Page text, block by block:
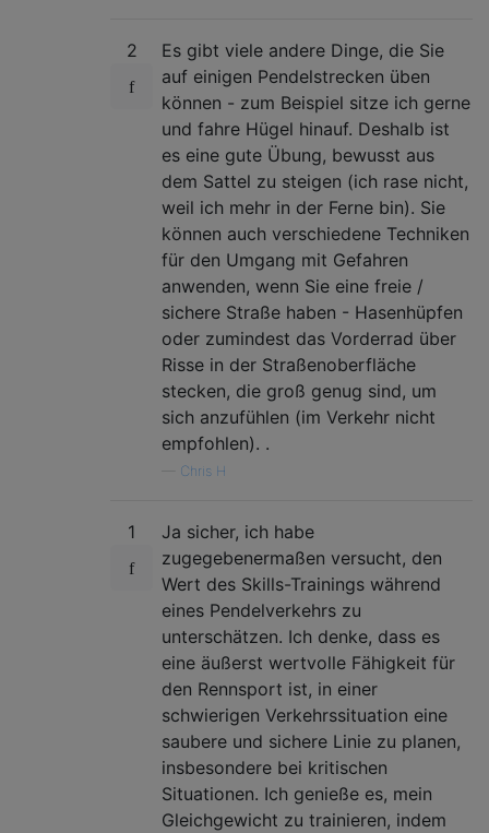
2
Es gibt viele andere Dinge, die Sie
auf einigen Pendelstrecken üben
können - zum Beispiel sitze ich gerne
und fahre Hügel hinauf. Deshalb ist
es eine gute Übung, bewusst aus
dem Sattel zu steigen (ich rase nicht,
weil ich mehr in der Ferne bin). Sie
können auch verschiedene Techniken
für den Umgang mit Gefahren
anwenden, wenn Sie eine freie /
sichere Straße haben - Hasenhüpfen
oder zumindest das Vorderrad über
Risse in der Straßenoberfläche
stecken, die groß genug sind, um
sich anzufühlen (im Verkehr nicht
empfohlen). .
Chris H
1
Ja sicher, ich habe
zugegebenermaßen versucht, den
Wert des Skills-Trainings während
eines Pendelverkehrs zu
unterschätzen. Ich denke, dass es
eine äußerst wertvolle Fähigkeit für
den Rennsport ist, in einer
schwierigen Verkehrssituation eine
saubere und sichere Linie zu planen,
insbesondere bei kritischen
Situationen. Ich genieße es, mein
Gleichgewicht zu trainieren, indem